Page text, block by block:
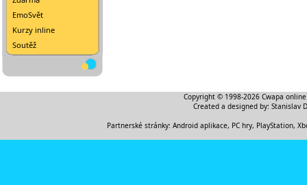
EmoSvět
Kurzy inline
Soutěž
Copyright © 1998-2026 Cwapa
Created a designed by: Stanislav
Partnerské stránky: Android aplikace, PC hry, PlayStation,